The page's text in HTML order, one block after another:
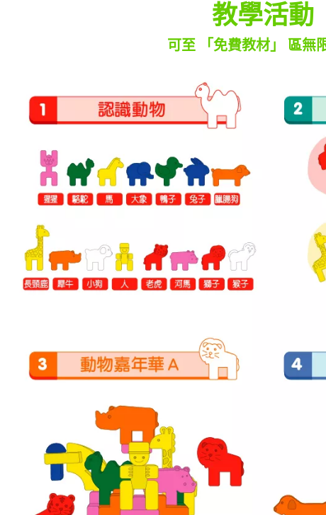
教學活動
可至 「免費教材」 區無